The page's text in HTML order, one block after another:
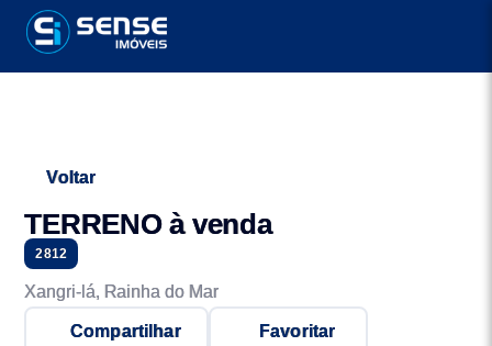
Voltar
TERRENO à venda
2812
Xangri-lá, Rainha do Mar
Compartilhar Favoritar